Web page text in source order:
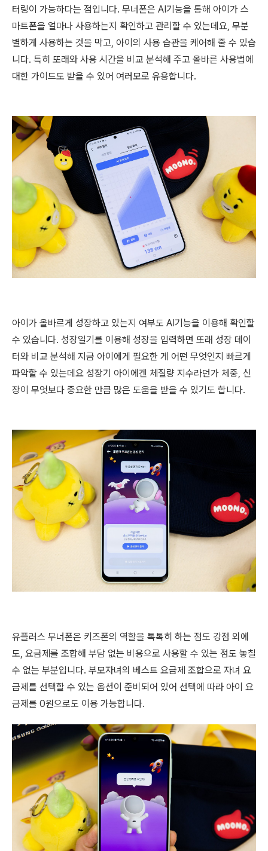
터링이 가능하다는 점입니다. 무너폰은 AI기능을 통해 아이가 스
마트폰을 얼마나 사용하는지 확인하고 관리할 수 있는데요, 무분
별하게 사용하는 것을 막고, 아이의 사용 습관을 케어해 줄 수 있습
니다. 특히 또래와 사용 시간을 비교 분석해 주고 올바른 사용법에
대한 가이드도 받을 수 있어 여러모로 유용합니다.
아이가 올바르게 성장하고 있는지 여부도 AI기능을 이용해 확인할
수 있습니다. 성장일기를 이용해 성장을 입력하면 또래 성장 데이
터와 비교 분석해 지금 아이에게 필요한 게 어떤 무엇인지 빠르게
파악할 수 있는데요 성장기 아이에겐 체질량 지수라던가 체중, 신
장이 무엇보다 중요한 만큼 많은 도움을 받을 수 있기도 합니다.
유플러스 무너폰은 키즈폰의 역할을 톡톡히 하는 점도 강점 외에
도, 요금제를 조합해 부담 없는 비용으로 사용할 수 있는 점도 놓칠
수 없는 부분입니다. 부모자녀의 베스트 요금제 조합으로 자녀 요
금제를 선택할 수 있는 옵션이 준비되어 있어 선택에 따라 아이 요
금제를 0원으로도 이용 가능합니다.